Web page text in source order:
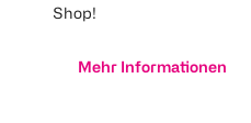
Shop!
Mehr Informationen